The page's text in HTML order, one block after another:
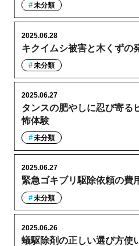
未分類
キクイムシ被害と木くずの
2025.06.28
未分類
タンスの肥やしに忍び寄る
怖体験
2025.06.27
未分類
緊急ゴキブリ駆除依頼の費
2025.06.27
未分類
蟻駆除剤の正しい選び方使
2025.06.26